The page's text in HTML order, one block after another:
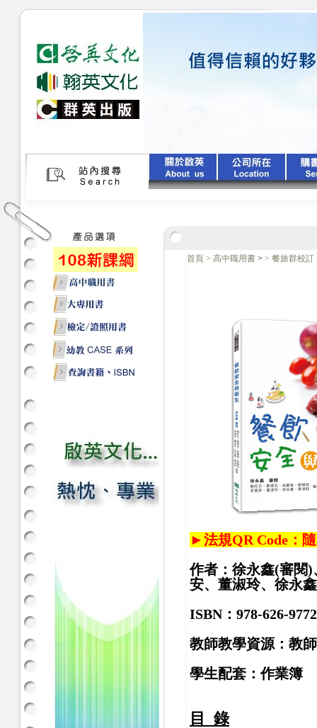
首頁 > 高中職用書 > > 餐旅群校訂
►法規QR Code：
作者：徐永鑫(審閱
安、董淑玲、徐永
ISBN：978-626-
教師教學資源：教
學生配套：作業簿
目 錄